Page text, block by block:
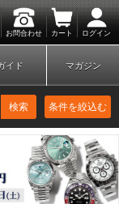
お問合わせ カート ログイン
ログイン
イド マガジン
検索 条件を絞込む